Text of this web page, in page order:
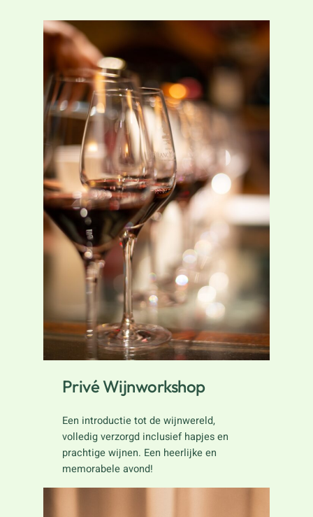
Privé Wijnworkshop
Een introductie tot de wijnwereld,
volledig verzorgd inclusief hapjes en
prachtige wijnen. Een heerlijke en
memorabele avond!